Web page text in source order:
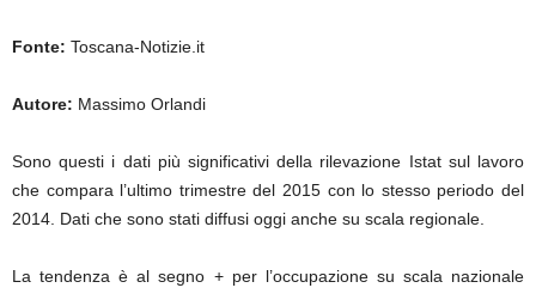
Fonte: Toscana-Notizie.it
Autore: Massimo Orlandi
Sono questi i dati più significativi della rilevazione Istat sul lavoro
che compara l’ultimo trimestre del 2015 con lo stesso periodo del
2014. Dati che sono stati diffusi oggi anche su scala regionale.
La tendenza è al segno + per l’occupazione su scala nazionale